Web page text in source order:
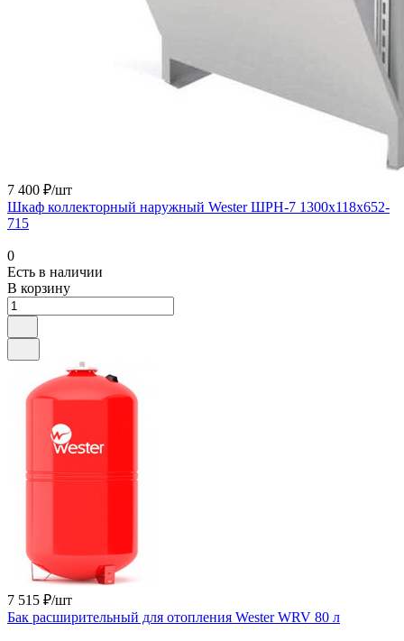
7 400 ₽/шт
Шкаф коллекторный наружный Wester ШРН-7 1300x118x652-
715
0
Есть в наличии
В корзину
7 515 ₽/шт
Бак расширительный для отопления Wester WRV 80 л